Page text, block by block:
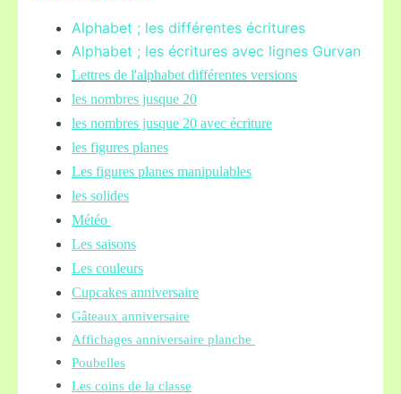
Alphabet ; les différentes écritures
Alphabet ; les écritures avec lignes Gurvan
Lettres de l'alphabet différentes versions
les nombres jusque 20
les nombres jusque 20 avec écriture
les figures planes
Les figures planes manipulables
les solides
Météo
Les saisons
Les couleurs
Cupcakes anniversaire
Gâteaux anniversaire
Affichages anniversaire planche
Poubelles
Les coins de la classe